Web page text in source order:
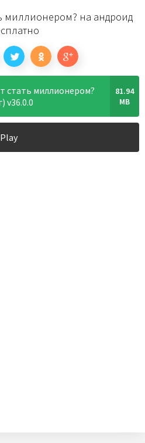
миллионером? на андроид
стать миллионером?
v36.0.0
81.94
MB